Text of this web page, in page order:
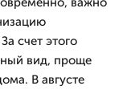
счет этого
вид, проще
В августе